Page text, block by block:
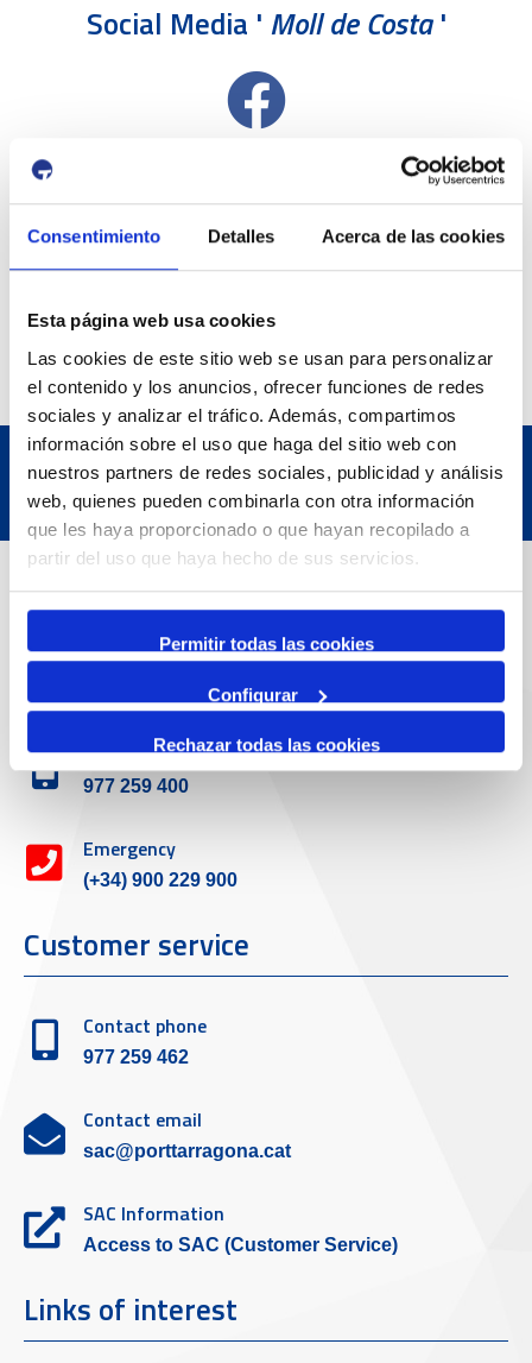
Consentimiento Detalles Acerca de las cookies
Esta página web usa cookies
Las cookies de este sitio web se usan para personalizar
el contenido y los anuncios, ofrecer funciones de redes
sociales y analizar el tráfico. Además, compartimos
información sobre el uso que haga del sitio web con
nuestros partners de redes sociales, publicidad y análisis
web, quienes pueden combinarla con otra información
que les haya proporcionado o que hayan recopilado a
partir del uso que haya hecho de sus servicios.
Permitir todas las cookies
Configurar
Rechazar todas las cookies
Social Media ' Moll de Costa'
Contact
Adreça
Passeig de l'Escullera s/n, 43004 Tarragona
Contact number
977 259 400
Emergency
(+34) 900 229 900
Customer service
Contact phone
977 259 462
Contact email
sac@porttarragona.cat
SAC Information
Access to SAC (Customer Service)
Links of interest